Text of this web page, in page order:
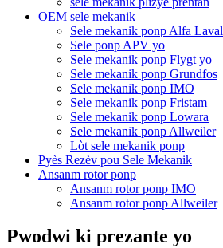
OEM sele mekanik
Sele mekanik ponp Alfa Laval
Sele ponp APV yo
Sele mekanik ponp Flygt yo
Sele mekanik ponp Grundfos
Sele mekanik ponp IMO
Sele mekanik ponp Fristam
Sele mekanik ponp Lowara
Sele mekanik ponp Allweiler
Lòt sele mekanik ponp
Pyès Rezèv pou Sele Mekanik
Ansanm rotor ponp
Ansanm rotor ponp IMO
Ansanm rotor ponp Allweiler
Pwodwi ki prezante yo